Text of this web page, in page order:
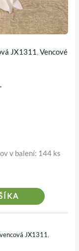
JX1311 ,Vencové
v balení: 144 ks
JX1311,